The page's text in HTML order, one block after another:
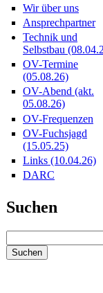
Wir über uns
Ansprechpartner
Technik und
Selbstbau
OV-Termine
(05.08.26)
OV-Abend (akt.
05.08.26)
OV-Frequenzen
OV-Fuchsjagd
(15.05.25)
Links (10.04.26)
DARC
Suchen